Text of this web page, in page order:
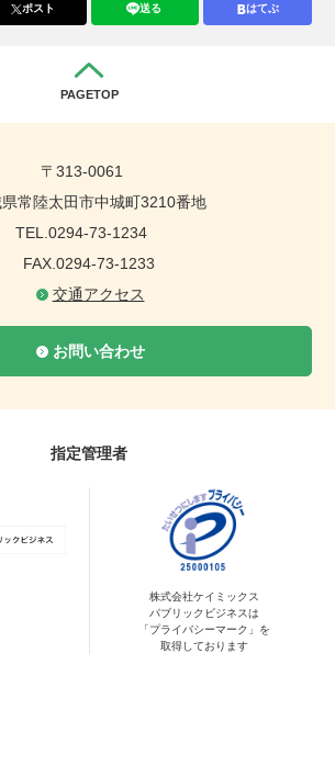
ポスト 送る はてぶ
PAGETOP
〒313-0061
常陸太田市中城町3210番地
TEL.0294-73-1234
FAX.0294-73-1233
交通アクセス
お問い合わせ
指定管理者
株式会社ケイミックス
パブリックビジネスは
「プライバシーマーク」を
取得しております